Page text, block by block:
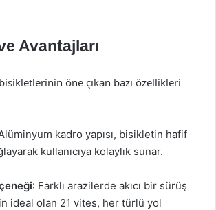
Avantajları
öne çıkan bazı özellikleri
kadro yapısı, bisikletin hafif
kullanıcıya kolaylık sunar.
: Farklı arazilerde akıcı bir sürüş
ideal olan 21 vites, her türlü yol